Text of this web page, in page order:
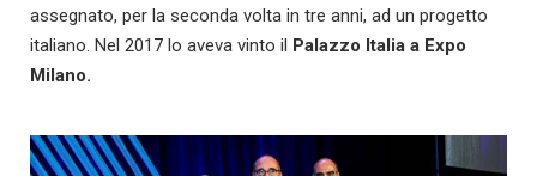
assegnato, per la seconda volta in tre anni, ad un progetto
italiano. Nel 2017 lo aveva vinto il Palazzo Italia a Expo
Milano.